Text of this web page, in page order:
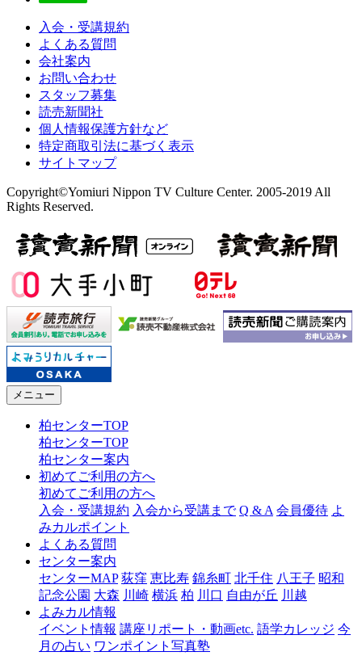
入会・受講規約
よくある質問
会社案内
お問い合わせ
スタッフ募集
読売新聞社
個人情報保護方針など
特定商取引法に基づく表示
サイトマップ
Copyright©Yomiuri Nippon TV Culture Center. 2005-2019 All
Rights Reserved.
メニュー
柏センターTOP
柏センターTOP
柏センター案内
初めてご利用の方へ
初めてご利用の方へ
入会・受講規約 入会から受講まで Q & A 会員優待 よ
みカルポイント
よくある質問
センター案内
センターMAP 荻窪 恵比寿 錦糸町 北千住 八王子 昭和
記念公園 大森 川崎 横浜 柏 川口 自由が丘 川越
よみカル情報
イベント情報 講座リポート・動画etc. 語学カレッジ 今
月の占い ワンポイント写真塾